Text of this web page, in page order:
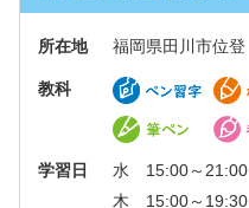
所在地 福岡県田川市位登
教科
学習日
水 15:00～21:00
木 15:00～19:30